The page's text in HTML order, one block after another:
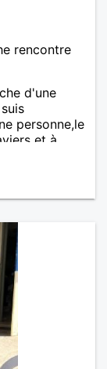
rencontre
d'une
personne,le
et à